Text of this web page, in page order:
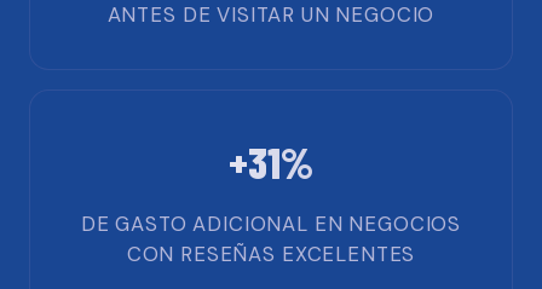
ANTES DE VISITAR UN NEGOCIO
+31%
DE GASTO ADICIONAL EN NEGOCIOS
CON RESEÑAS EXCELENTES